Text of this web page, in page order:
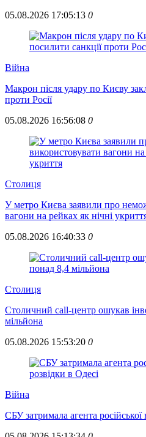
05.08.2026 17:05:13 0
Війна
Макрон після удару по Києву
проти Росії
05.08.2026 16:56:08 0
Столиця
У метро Києва заявили про
вагони на рейках як нічні
05.08.2026 16:40:33 0
Столиця
Столичний call-центр ошукав
мільйона
05.08.2026 15:53:20 0
Війна
СБУ затримала агента російської